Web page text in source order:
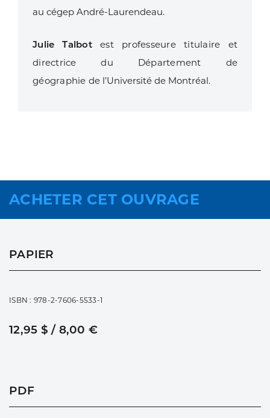
au cégep André-Laurendeau.
Julie Talbotest professeure titulaire et
directrice du Département de
géographie de l’Université de Montréal.
ACHETER CET OUVRAGE
PAPIER
ISBN : 978-2-7606-5533-1
12,95 $ / 8,00 €
PDF